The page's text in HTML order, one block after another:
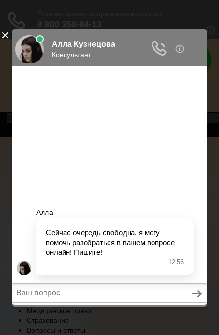
Права россиян
Медицинское право
Страхование
Вопросы и ответы
Главная
Военное право
Трудовое право
Медицинское право
Страхование
Вопросы и ответы